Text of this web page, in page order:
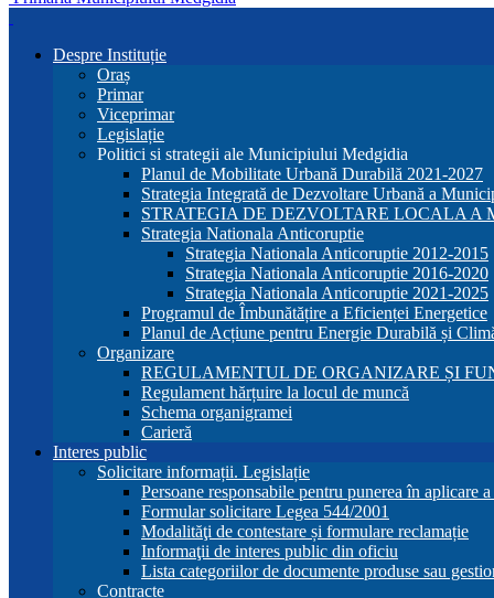
Despre Instituție
Oraș
Primar
Viceprimar
Legislație
Politici si strategii ale Municipiului Medgidia
Planul de Mobilitate Urbană Durabilă 2021-2027
Strategia Integrată de Dezvoltare Urbană a
STRATEGIA DE DEZVOLTARE LOCALA A
Strategia Nationala Anticoruptie
Strategia Nationala Anticoruptie 2012-2015
Strategia Nationala Anticoruptie 2016-2020
Strategia Nationala Anticoruptie 2021-2025
Programul de Îmbunătățire a Eficienței Energetice
Planul de Acțiune pentru Energie Durabilă și
Organizare
REGULAMENTUL DE ORGANIZARE ȘI
Regulament hărțuire la locul de muncă
Schema organigramei
Carieră
Interes public
Solicitare informații. Legislație
Persoane responsabile pentru punerea în aplicare
Formular solicitare Legea 544/2001
Modalităţi de contestare și formulare reclamație
Informaţii de interes public din oficiu
Lista categoriilor de documente produse sau
Contracte